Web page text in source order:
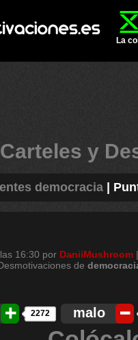
La
y
democracia|
16:30 por DaniiMushroom
de
2272 malo